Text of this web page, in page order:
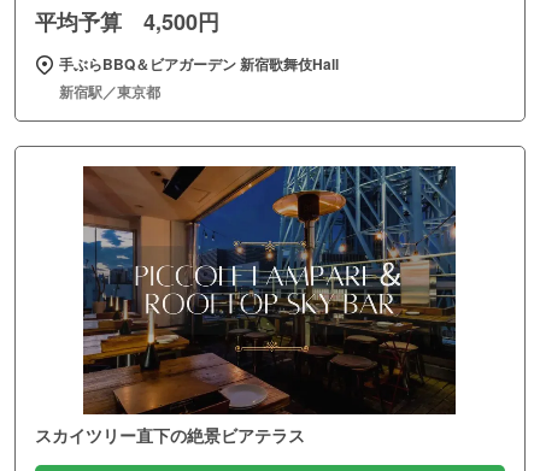
平均予算 4,500円
手ぶらBBQ＆ビアガーデン 新宿歌舞伎Hall
新宿駅／東京都
スカイツリー直下の絶景ビアテラス